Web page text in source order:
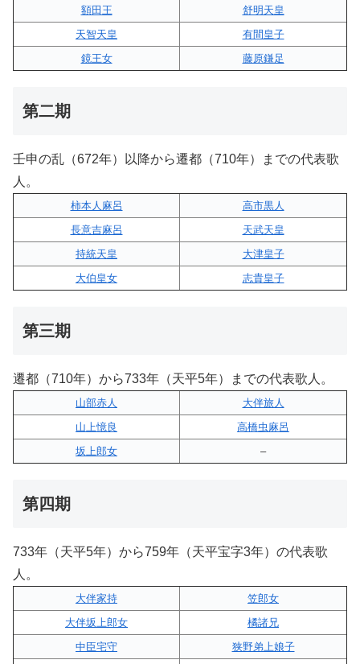
額田王
舒明天皇
天智天皇
有間皇子
鏡王女
藤原鎌足
第二期
壬申の乱（672年）以降から遷都（710年）までの代表歌
人。
柿本人麻呂
高市黒人
長意吉麻呂
天武天皇
持統天皇
大津皇子
大伯皇女
志貴皇子
第三期
遷都（710年）から733年（天平5年）までの代表歌人。
山部赤人
大伴旅人
山上憶良
高橋虫麻呂
坂上郎女
–
第四期
733年（天平5年）から759年（天平宝字3年）の代表歌
人。
大伴家持
笠郎女
大伴坂上郎女
橘諸兄
中臣宅守
狭野弟上娘子